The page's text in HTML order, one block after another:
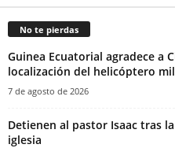
No te pierdas
Guinea Ecuatorial agradece a
localización del helicóptero
7 de agosto de 2026
‎Detienen al pastor Isaac tras
iglesia‎